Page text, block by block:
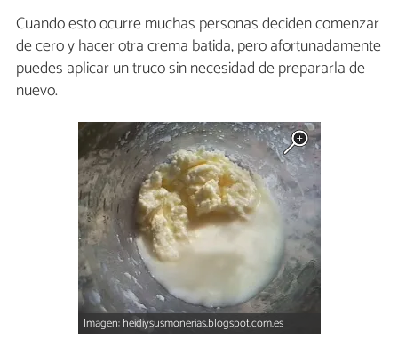
Cuando esto ocurre muchas personas deciden comenzar
de cero y hacer otra crema batida, pero afortunadamente
puedes aplicar un truco sin necesidad de prepararla de
nuevo.
Imagen: heidiysusmonerias.blogspot.com.es